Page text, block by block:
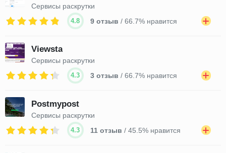
Сервисы раскрутки
4.8 9 отзыв / 66.7% нравится
Viewsta
Сервисы раскрутки
4.3 3 отзыв / 66.7% нравится
Postmypost
Сервисы раскрутки
4.3 11 отзыв / 45.5% нравится